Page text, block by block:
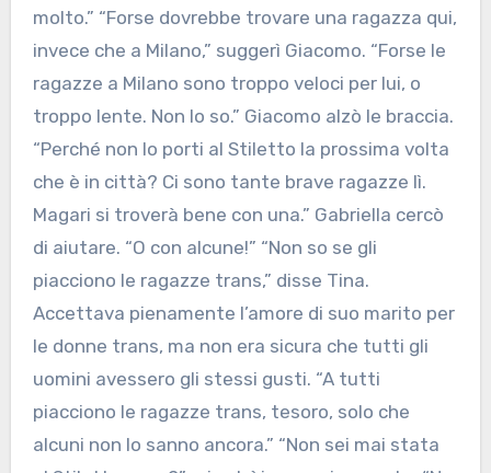
molto.” “Forse dovrebbe trovare una ragazza qui,
invece che a Milano,” suggerì Giacomo. “Forse le
ragazze a Milano sono troppo veloci per lui, o
troppo lente. Non lo so.” Giacomo alzò le braccia.
“Perché non lo porti al Stiletto la prossima volta
che è in città? Ci sono tante brave ragazze lì.
Magari si troverà bene con una.” Gabriella cercò
di aiutare. “O con alcune!” “Non so se gli
piacciono le ragazze trans,” disse Tina.
Accettava pienamente l’amore di suo marito per
le donne trans, ma non era sicura che tutti gli
uomini avessero gli stessi gusti. “A tutti
piacciono le ragazze trans, tesoro, solo che
alcuni non lo sanno ancora.” “Non sei mai stata